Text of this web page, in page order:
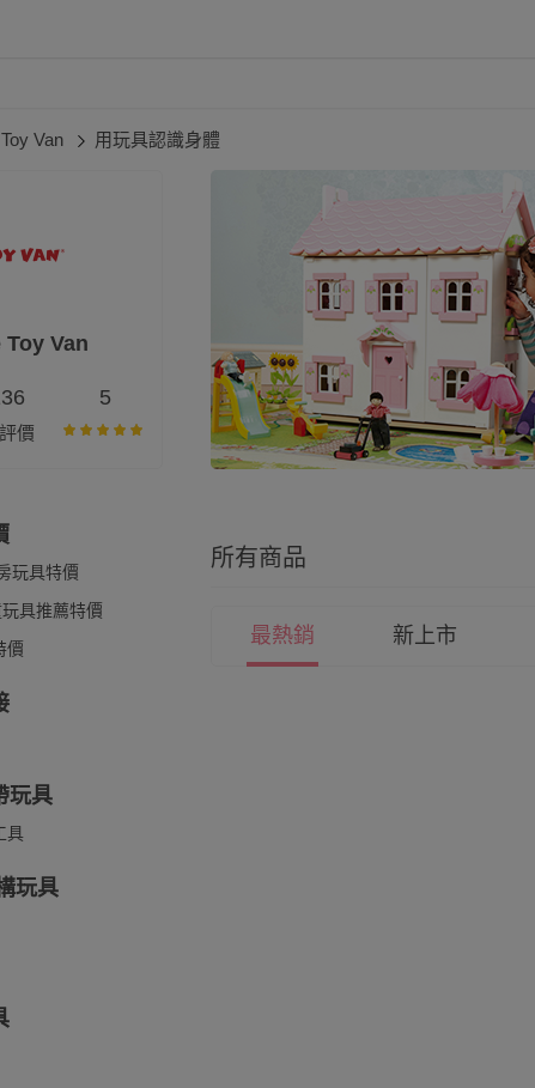
Van 用玩具認識身體
Toy Van
價
5
玩具特價
具推薦特價
價
玩具
具
玩具
所有商品
最熱銷 新上市